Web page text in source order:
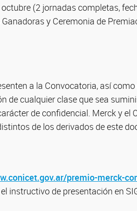
(2 jornadas completas,
y Ceremonia de
a la Convocatoria, así
de cualquier clase que sea
de confidencial. Merck y el
de los derivados de este
premio-merck-
instructivo de presentación en